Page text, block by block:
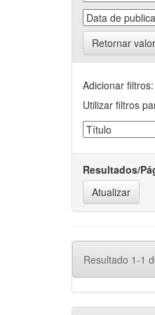
Retornar
Adicionar filtros:
Utilizar filtros
Resultados/
Resultado 1-1